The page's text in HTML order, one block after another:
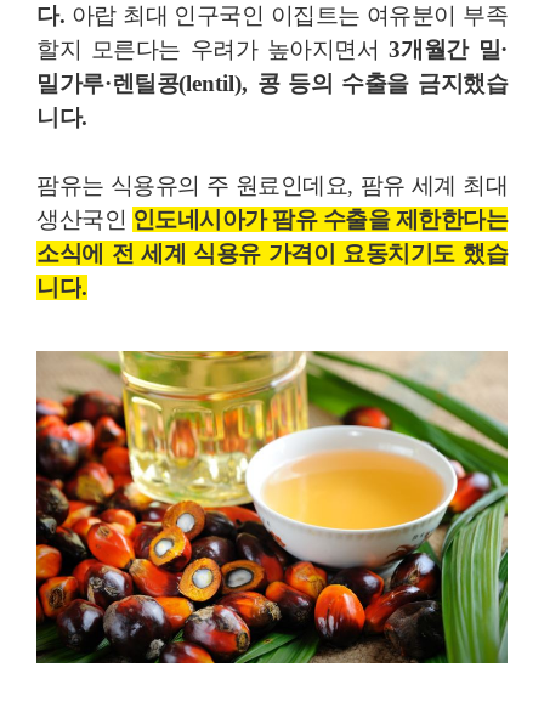
다. 아랍 최대 인구국인 이집트는 여유분이 부족
할지 모른다는 우려가 높아지면서3개월간 밀·
밀가루·렌틸콩(lentil), 콩 등의 수출을 금지했습
니다.
팜유는 식용유의 주 원료인데요, 팜유 세계 최대
생산국인 인도네시아가 팜유 수출을 제한한다는
소식에 전 세계 식용유 가격이 요동치기도 했습
니다.